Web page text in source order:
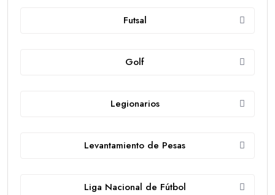
Futsal
Golf
Legionarios
Levantamiento de Pesas
Liga Nacional de Fútbol